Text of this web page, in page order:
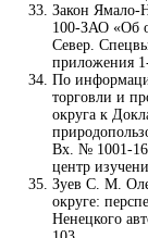
Закон Ямало-
100-ЗАО «Об
Север.
приложения
По
торговли и
округа к
Вх. № 1001-
центр
Зуев С. М.
округе:
Ненецкого